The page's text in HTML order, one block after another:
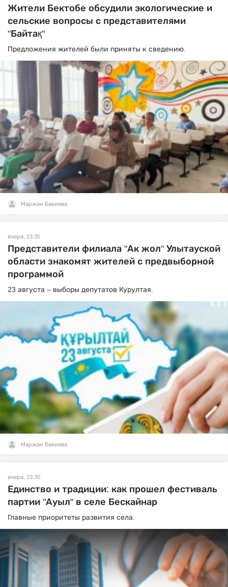
Жители Бектобе обсудили экологические и
сельские вопросы с представителями
"Байтақ"
Предложения жителей были приняты к сведению.
Маржан Бакиева
вчера, 23:35
Представители филиала "Ак жол" Улытауской
области знакомят жителей с предвыборной
программой
23 августа – выборы депутатов Курултая.
Маржан Бакиева
вчера, 23:30
Единство и традиции: как прошел фестиваль
партии "Ауыл" в селе Бескайнар
Главные приоритеты развития села.